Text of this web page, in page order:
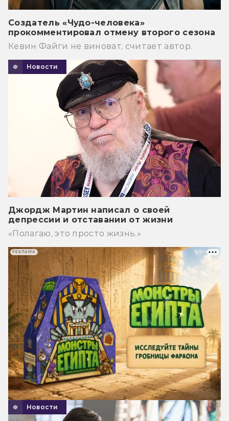
Создатель «Чудо-человека»
прокомментировал отмену второго сезона
Кевин Файги не виноват, считает автор.
Новости
Джордж Мартин написал о своей
депрессии и отставании от жизни
«Полагаю, это просто жизнь.»
Новости
РЕКЛАМА